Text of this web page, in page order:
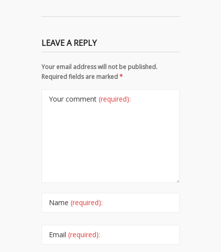
LEAVE A REPLY
Your email address will not be published.
Required fields are marked*
Your comment (required):
Name (required):
Email (required):